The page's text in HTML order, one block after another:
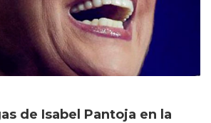
de Isabel Pantoja en la